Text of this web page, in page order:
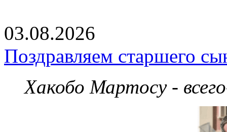
03.08.2026
Поздравляем старшего
Хакобо Мартосу -